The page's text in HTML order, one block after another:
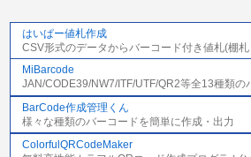
はいぱー値札作成
CSV形式のデータからバーコード付き値札(棚
MiBarcode
JAN/CODE39/NW7/ITF/UTF/QR2等全13種類の
BarCode作成管理くん
様々な種類のバーコードを簡単に作成・出力
ColorfulQRCodeMaker